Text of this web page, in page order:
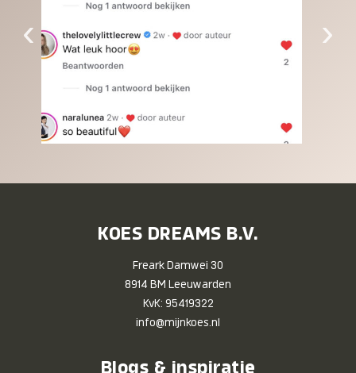
‹ ›
KOES DREAMS B.V.
Freark Damwei 30
8914 BM Leeuwarden
KvK: 95419322
info@mijnkoes.nl
Blogs & inspiratie